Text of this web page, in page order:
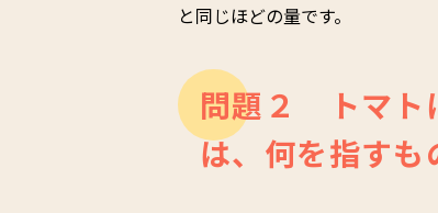
と同じほどの量です。
問題２ トマト
は、何を指すも